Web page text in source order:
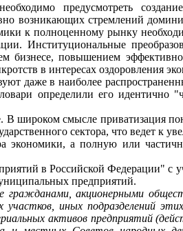
предусмотреть
возникаю­щих стремлений
к полноценному рынку
Институциональные
бизнесе, повышением
в интересах оздоров­ления
даже в наиболее
определили его идентично
широком смысле приватизация
сектора, что ведет к
а полную или
в Российской Федерации"
предприятий.
гражданами, акционерными
иных подразделений
активов предприятий